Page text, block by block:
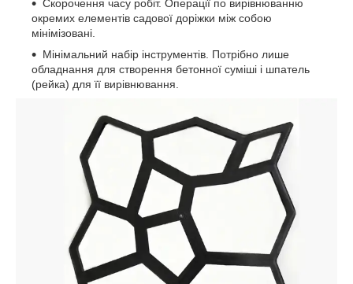
Скорочення часу робіт. Операції по вирівнюванню
окремих елементів садової доріжки між собою
мінімізовані.
Мінімальний набір інструментів. Потрібно лише
обладнання для створення бетонної суміші і шпатель
(рейка) для її вирівнювання.